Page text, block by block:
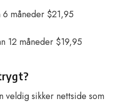
6 måneder $21,95
12 måneder $19,95
veldig sikker nettside som